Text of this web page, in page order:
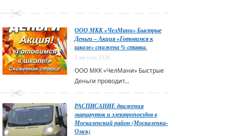
ООО МКК «ЧелМани» Быстрые
Деньги – Акция «Готовимся к
школе» снижена % ставка.
3 августа 2026
ООО МКК «ЧелМани» Быстрые
Деньги проводит...
РАСПИСАНИЕ движения
маршруток и электропоездов в
Москаленский район (Москаленки-
Омск)